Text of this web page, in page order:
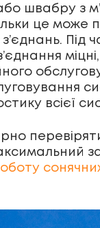
швабру з
це може
Під
всієї